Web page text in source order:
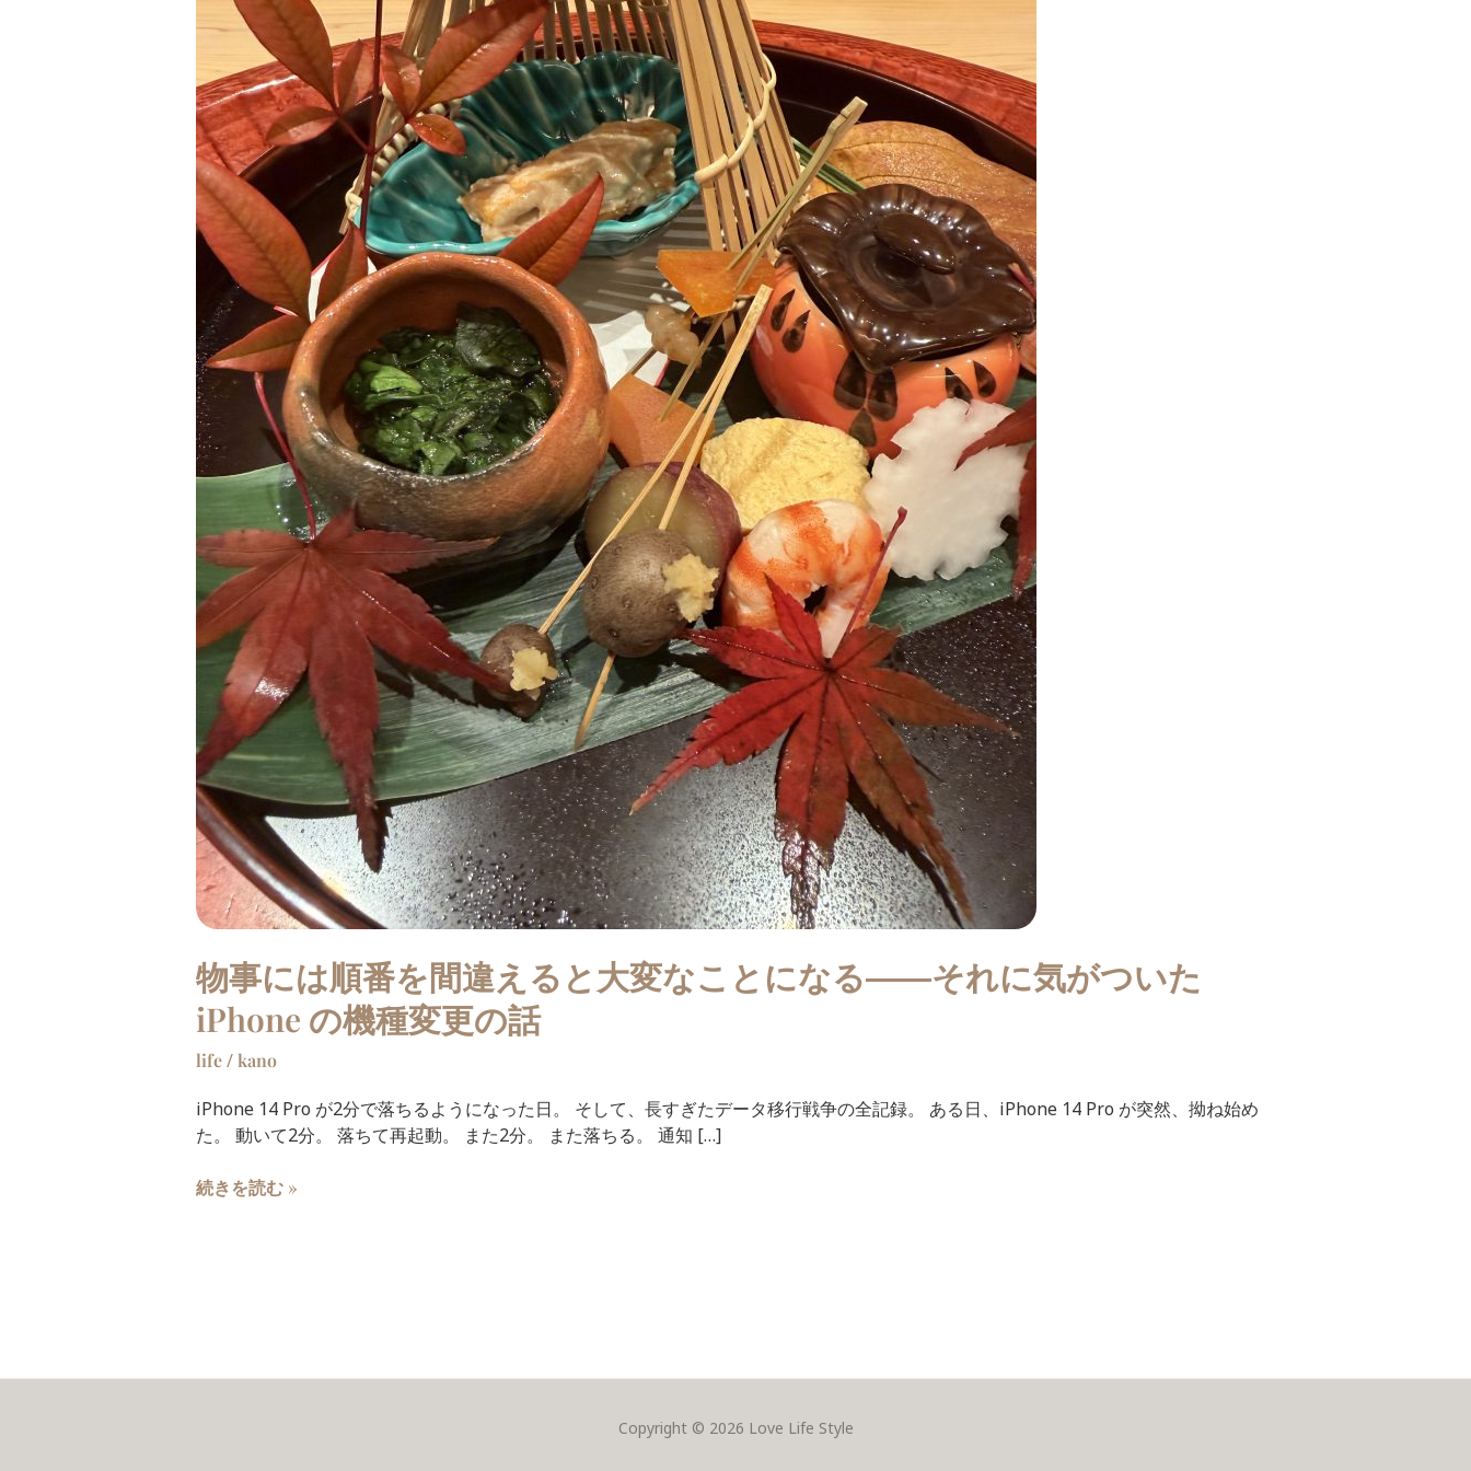
物事には順番を間違えると大変なことになる――それに気がついた
iPhone の機種変更の話
life/kano
iPhone 14 Pro が2分で落ちるようになった日。 そして、長すぎたデータ移行戦争の全記録。 ある日、iPhone 14 Pro が突然、拗ね始め
た。 動いて2分。 落ちて再起動。 また2分。 また落ちる。 通知 […]
違
る
と
大
変
な
こ
と
る
――
そ
れ
に
気
が
い
た
iPhone
の
種
の
話
続きを読む »
Copyright © 2026 Love Life Style